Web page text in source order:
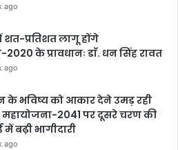
ago
शत-प्रतिशत लागू होंगे
के प्रावधानः डाॅ. धन सिंह रावत
ago
के भविष्य को आकार देने उमड़ रही
2041 पर दूसरे चरण की
बढ़ी भागीदारी
ago